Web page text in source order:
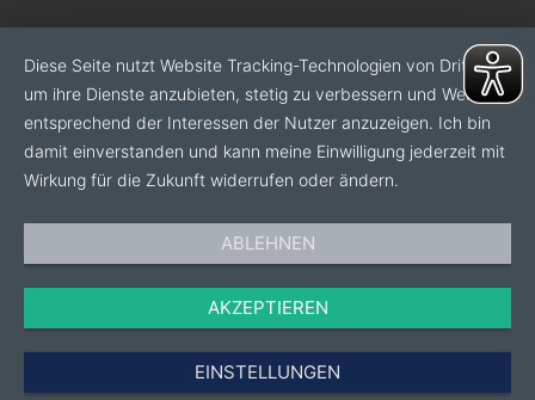
Diese Seite nutzt Website Tracking-Technologien von Dritten,
um ihre Dienste anzubieten, stetig zu verbessern und Werbung
entsprechend der Interessen der Nutzer anzuzeigen. Ich bin
damit einverstanden und kann meine Einwilligung jederzeit mit
Wirkung für die Zukunft widerrufen oder ändern.
ABLEHNEN
AKZEPTIEREN
EINSTELLUNGEN